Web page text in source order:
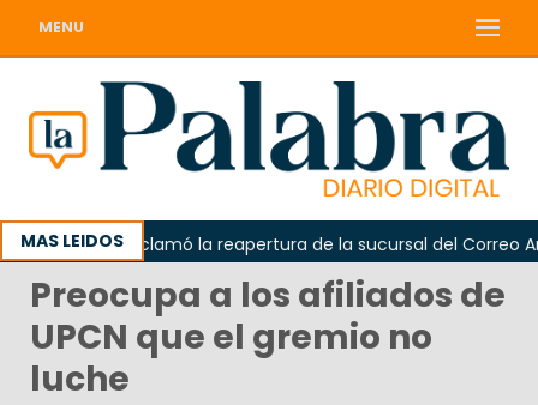
MENU
MAS LEIDOS
Odarda reclamó la reapertura de la sucursal del Correo
Preocupa a los afiliados de
UPCN que el gremio no
luche